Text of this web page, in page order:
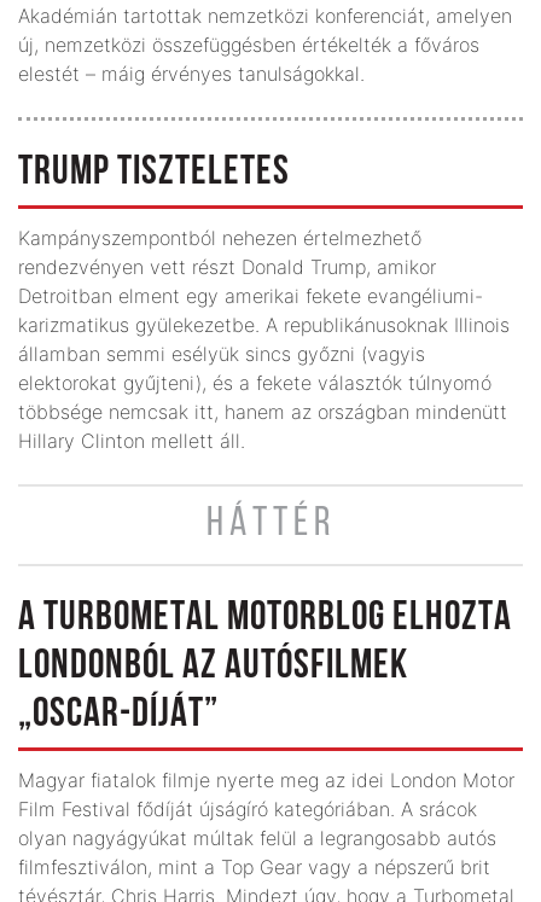
Akadémián tartottak nemzetközi konferenciát, amelyen
új, nemzetközi összefüggésben értékelték a főváros
elestét – máig érvényes tanulságokkal.
TRUMP TISZTELETES
Kampányszempontból nehezen értelmezhető
rendezvényen vett részt Donald Trump, amikor
Detroitban elment egy amerikai fekete evangéliumi-
karizmatikus gyülekezetbe. A republikánusoknak Illinois
államban semmi esélyük sincs győzni (vagyis
elektorokat gyűjteni), és a fekete választók túlnyomó
többsége nemcsak itt, hanem az országban mindenütt
Hillary Clinton mellett áll.
HÁTTÉR
A TURBOMETAL MOTORBLOG ELHOZTA
LONDONBÓL AZ AUTÓSFILMEK
„OSCAR-DÍJÁT”
Magyar fiatalok filmje nyerte meg az idei London Motor
Film Festival fődíját újságíró kategóriában. A srácok
olyan nagyágyúkat múltak felül a legrangosabb autós
filmfesztiválon, mint a Top Gear vagy a népszerű brit
tévésztár, Chris Harris. Mindezt úgy, hogy a Turbometal